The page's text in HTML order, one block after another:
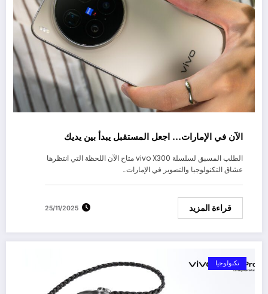
الآن في الإمارات… اجعل المستقبل يبدأ بين يديك
الطلب المسبق لسلسلة vivo X300 متاح الآن اللحظة التي انتظرها
عشاق التكنولوجيا والتصوير في الإمارات…
قراءة المزيد 25/11/2025
تكنولوجيا